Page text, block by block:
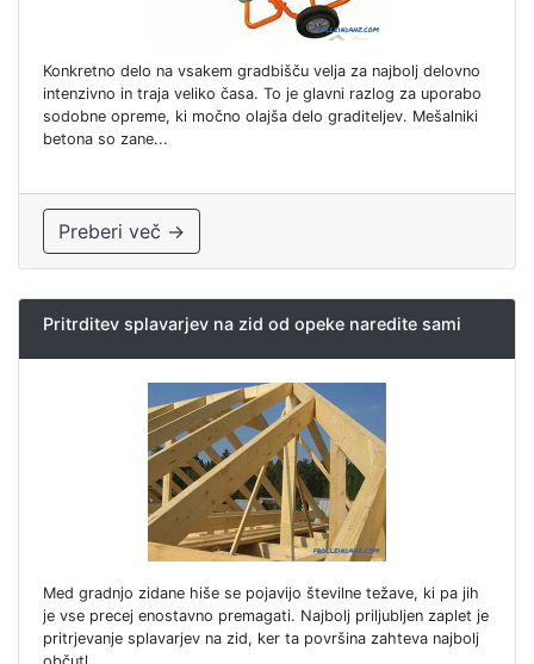
Konkretno delo na vsakem gradbišču velja za najbolj delovno
intenzivno in traja veliko časa. To je glavni razlog za uporabo
sodobne opreme, ki močno olajša delo graditeljev. Mešalniki
betona so zane...
Preberi več →
Pritrditev splavarjev na zid od opeke naredite sami
Med gradnjo zidane hiše se pojavijo številne težave, ki pa jih
je vse precej enostavno premagati. Najbolj priljubljen zaplet je
pritrjevanje splavarjev na zid, ker ta površina zahteva najbolj